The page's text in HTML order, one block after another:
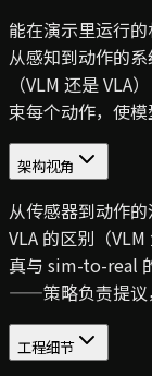
能在演示里运行
从感知到动作的
（VLM 还是
束每个动作，使模
架构视角
从传感器到动作
VLA 的区别（
真与 sim-to-real
——策略负责提议
工程细节